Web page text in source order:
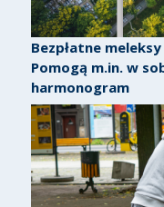
Bezpłatne
Pomogą m.in. w
harmonogram